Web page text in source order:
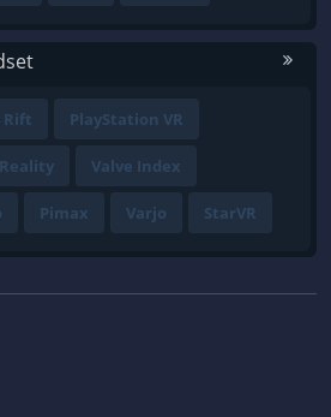
Rift PlayStation VR
Valve Index
Pimax Varjo StarVR